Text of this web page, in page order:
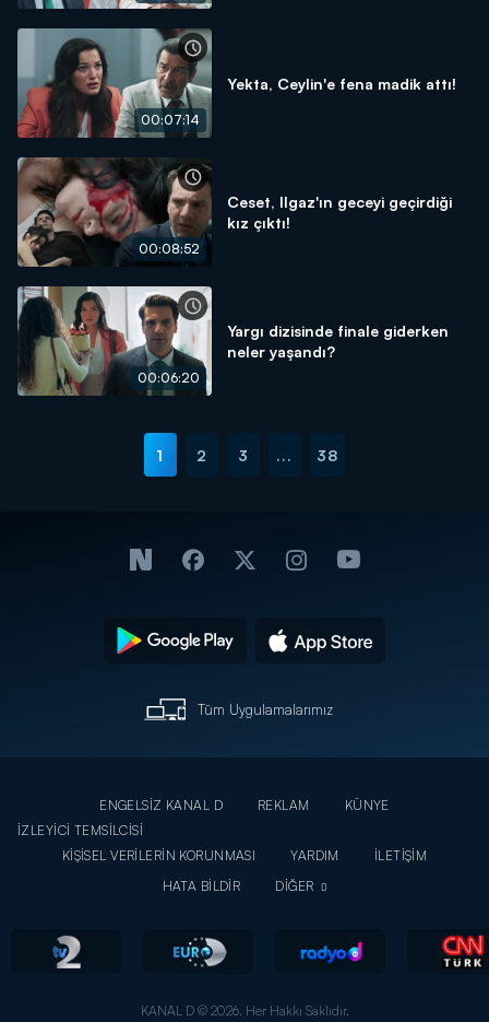
00:07:14
Yekta, Ceylin'e fena madik attı!
00:08:52
Ceset, Ilgaz'ın geceyi geçirdiği
kız çıktı!
00:06:20
Yargı dizisinde finale giderken
neler yaşandı?
1 2 3 ... 38
Tüm Uygulamalarımız
ENGELSİZ KANAL D REKLAM
KÜNYE
İZLEYİCİ TEMSİLCİSİ
KİŞİSEL VERİLERİN KORUNMASI
YARDIM
İLETİŞİM
HATA BİLDİR
DİĞER
KANAL D © 2026. Her Hakkı Saklıdır.